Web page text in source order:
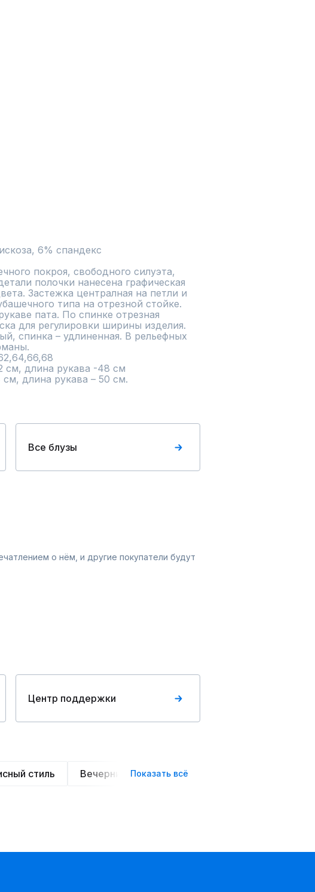
6% спандекс
покроя, свободного силуэта,
полочки нанесена графическая
Застежка централная на петли и
типа на отрезной стойке.
пата. По спинке отрезная
для регулировки ширины изделия.
спинка – удлиненная. В рельефных
см, длина рукава -48 см
длина рукава – 50 см.
Все блузы
о нём, и другие покупатели будут
Центр поддержки
стиль Вечерние Классические
Показать всё